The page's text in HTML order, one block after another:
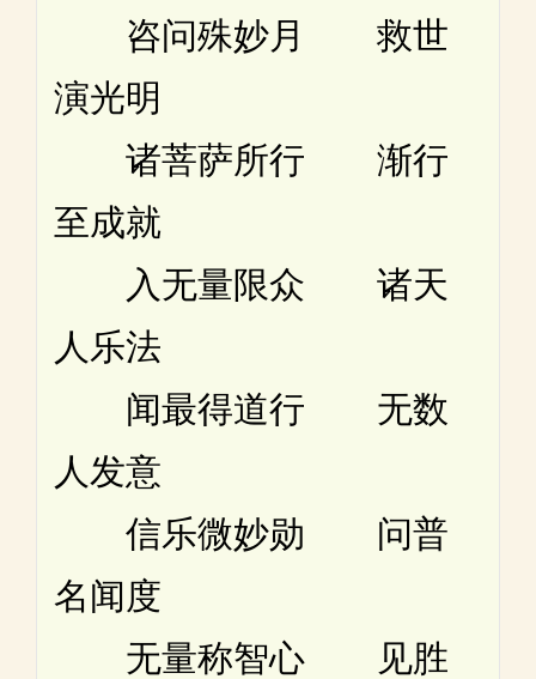
咨问殊妙月 救世
演光明
诸菩萨所行 渐行
至成就
入无量限众 诸天
人乐法
闻最得道行 无数
人发意
信乐微妙勋 问普
名闻度
无量称智心 见胜